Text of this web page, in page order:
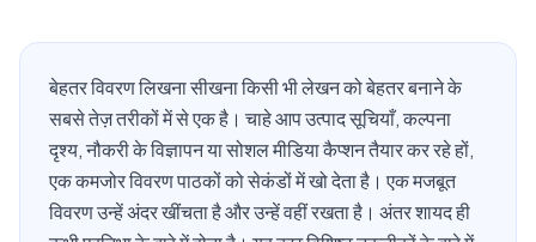
बेहतर विवरण लिखना सीखना किसी भी लेखन को बेहतर बनाने के
सबसे तेज़ तरीकों में से एक है। चाहे आप उत्पाद सूचियाँ, कल्पना
दृश्य, नौकरी के विज्ञापन या सोशल मीडिया कैप्शन तैयार कर रहे हों,
एक कमजोर विवरण पाठकों को सेकंडों में खो देता है। एक मजबूत
विवरण उन्हें अंदर खींचता है और उन्हें वहीं रखता है। अंतर शायद ही